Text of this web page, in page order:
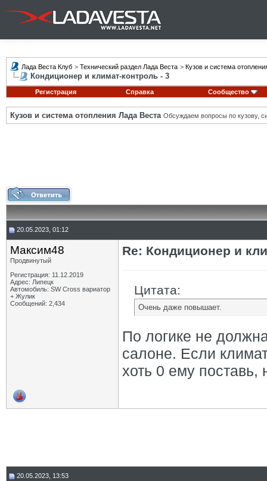
Лада Веста Клуб > Технический раздел Лада Веста > Кузов и система
Кондиционер и климат-контроль - 3
Регистрация Справка Сообщество
Кузов и система отопления Лада Веста Обсуждаем вопросы по кузову,
20.05.2023, 01:12
Максим48
Продвинутый
Регистрация: 11.12.2019
Адрес: Липецк
Автомобиль: SW Cross вариатор
+ Жулик
Сообщений: 2,434
Re: Кондиционер и
Цитата:
Очень даже повышает.
По логике не
салоне. Если
хоть 0 ему поставь,
20.05.2023, 13:53